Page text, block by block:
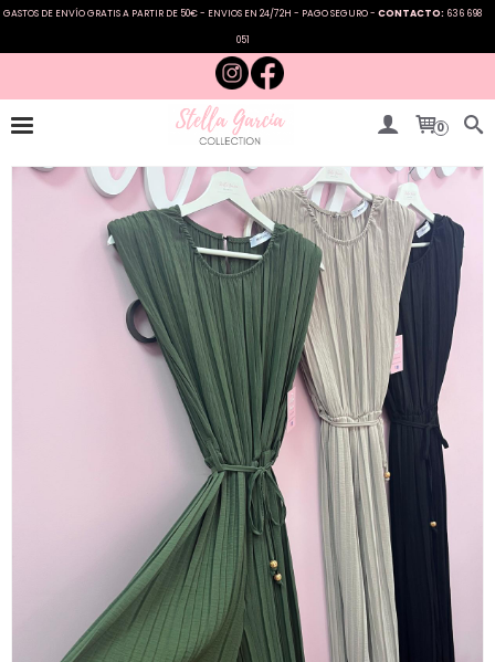
GASTOS DE ENVÍO GRATIS A PARTIR DE 50€ - ENVIOS EN 24/72H - PAGO SEGURO - CONTACTO: 636 698
051
0